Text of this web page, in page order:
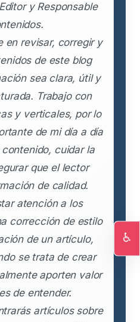
y Responsable
en revisar, corregir y
de este blog
sea clara, útil y
Trabajo con
y verticales, por lo
de mi día a día
cuidar la
que el lector
de calidad.
atención a los
corrección de estilo
de un artículo,
se trata de crear
aporten valor
de entender.
artículos sobre
♿